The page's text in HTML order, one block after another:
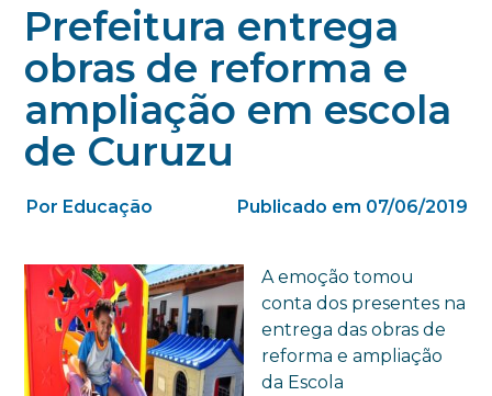
Prefeitura entrega
obras de reforma e
ampliação em escola
de Curuzu
Por Educação Publicado em 07/06/2019
A emoção tomou
conta dos presentes na
entrega das obras de
reforma e ampliação
da Escola